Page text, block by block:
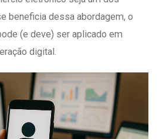
beneficia dessa abordagem, o
(e deve) ser aplicado em
digital.